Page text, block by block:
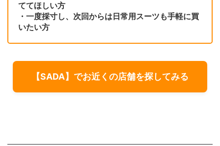
ててほしい方
・一度採寸し、次回からは日常用スーツも手軽に買
いたい方
【SADA】でお近くの店舗を探してみる